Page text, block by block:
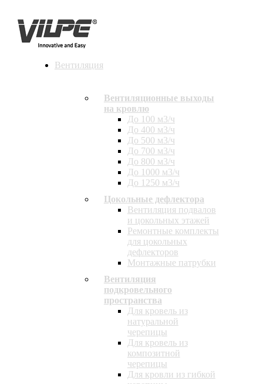
Вентиляция
Вентиляционные выходы
на кровлю
До 100 м3/ч
До 400 м3/ч
До 500 м3/ч
До 700 м3/ч
До 800 м3/ч
До 1000 м3/ч
До 1250 м3/ч
Цокольные дефлектора
Вентиляция подвалов
и цокольных этажей
Ремонтные комплекты
для цокольных
дефлекторов
Монтажные патрубки
Вентиляция
подкровельного
пространства
Для кровель из
натуральной
черепицы
Для кровель из
композитной
черепицы
Для кровли из гибкой